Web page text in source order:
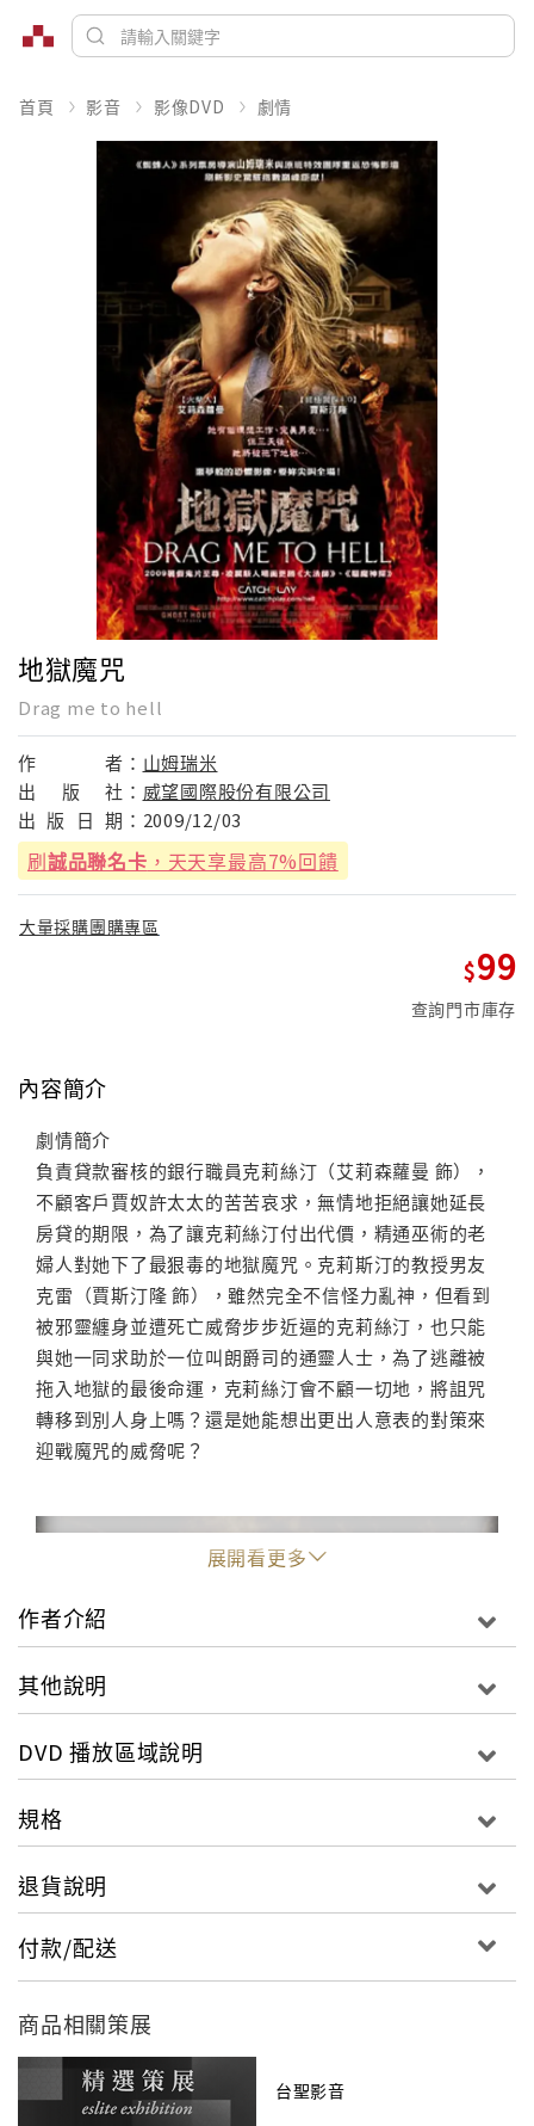
首頁 影音 影像DVD 劇情
地獄魔咒
Drag me to hell
作 者： 山姆瑞米
出
版 社： 威望國際股份有限公司
出 版 日 期： 2009/12/03
刷誠品聯名卡 ，天天享最高7%回饋
大量採購團購專區
99
查詢門市庫存
內容簡介
劇情簡介
負責貸款審核的銀行職員克莉絲汀（艾莉森蘿曼 飾），
不顧客戶賈奴許太太的苦苦哀求，無情地拒絕讓她延長
房貸的期限，為了讓克莉絲汀付出代價，精通巫術的老
婦人對她下了最狠毒的地獄魔咒。克莉斯汀的教授男友
克雷（賈斯汀隆 飾），雖然完全不信怪力亂神，但看到
被邪靈纏身並遭死亡威脅步步近逼的克莉絲汀，也只能
與她一同求助於一位叫朗爵司的通靈人士，為了逃離被
拖入地獄的最後命運，克莉絲汀會不顧一切地，將詛咒
轉移到別人身上嗎？還是她能想出更出人意表的對策來
迎戰魔咒的威脅呢？
展開看更多
作者介紹
其他說明
DVD 播放區域說明
規格
退貨說明
付款/配送
商品相關策展
台聖影音